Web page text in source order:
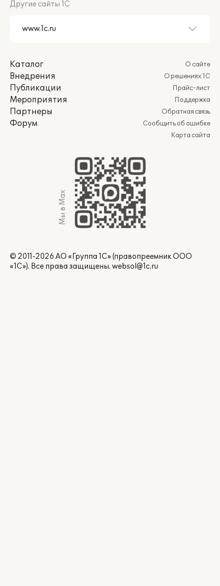
Другие сайты 1С
Каталог
Внедрения
Публикации
Мероприятия
Партнеры
Форум
О сайте
О решениях 1С
Прайс-лист
Поддержка
Обратная связь
Сообщить об ошибке
Карта сайта
Мы в Max
© 2011-2026 АО «Группа 1С» (правопреемник ООО
«1С»). Все права защищены. websol@1c.ru